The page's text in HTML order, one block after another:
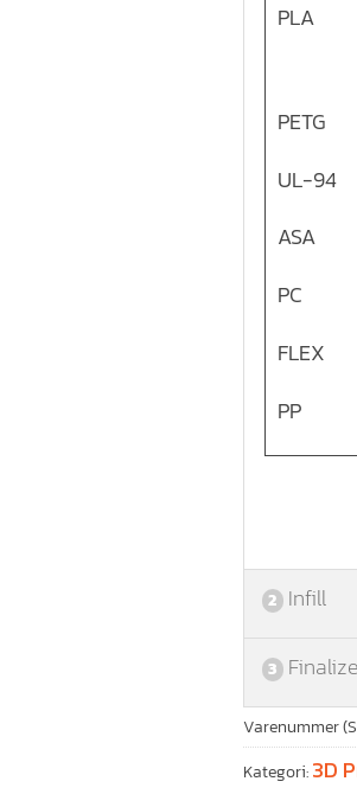
PLA
PETG
UL-94
ASA
PC
FLEX
PP
2 Infill
3 Finalize
Varenummer
Kategori:3D